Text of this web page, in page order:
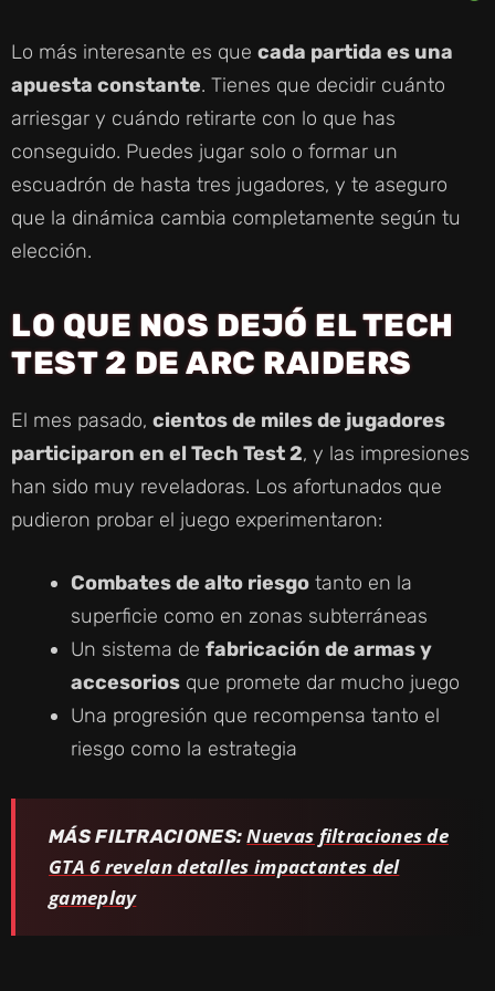
Lo más interesante es que cada partida es una
apuesta constante. Tienes que decidir cuánto
arriesgar y cuándo retirarte con lo que has
conseguido. Puedes jugar solo o formar un
escuadrón de hasta tres jugadores, y te aseguro
que la dinámica cambia completamente según tu
elección.
LO QUE NOS DEJÓ EL TECH
TEST 2 DE ARC RAIDERS
El mes pasado, cientos de miles de jugadores
participaron en el Tech Test 2, y las impresiones
han sido muy reveladoras. Los afortunados que
pudieron probar el juego experimentaron:
Combates de alto riesgo tanto en la
superficie como en zonas subterráneas
Un sistema de fabricación de armas y
accesorios que promete dar mucho juego
Una progresión que recompensa tanto el
riesgo como la estrategia
MÁS FILTRACIONES:Nuevas filtraciones de
GTA 6 revelan detalles impactantes del
gameplay